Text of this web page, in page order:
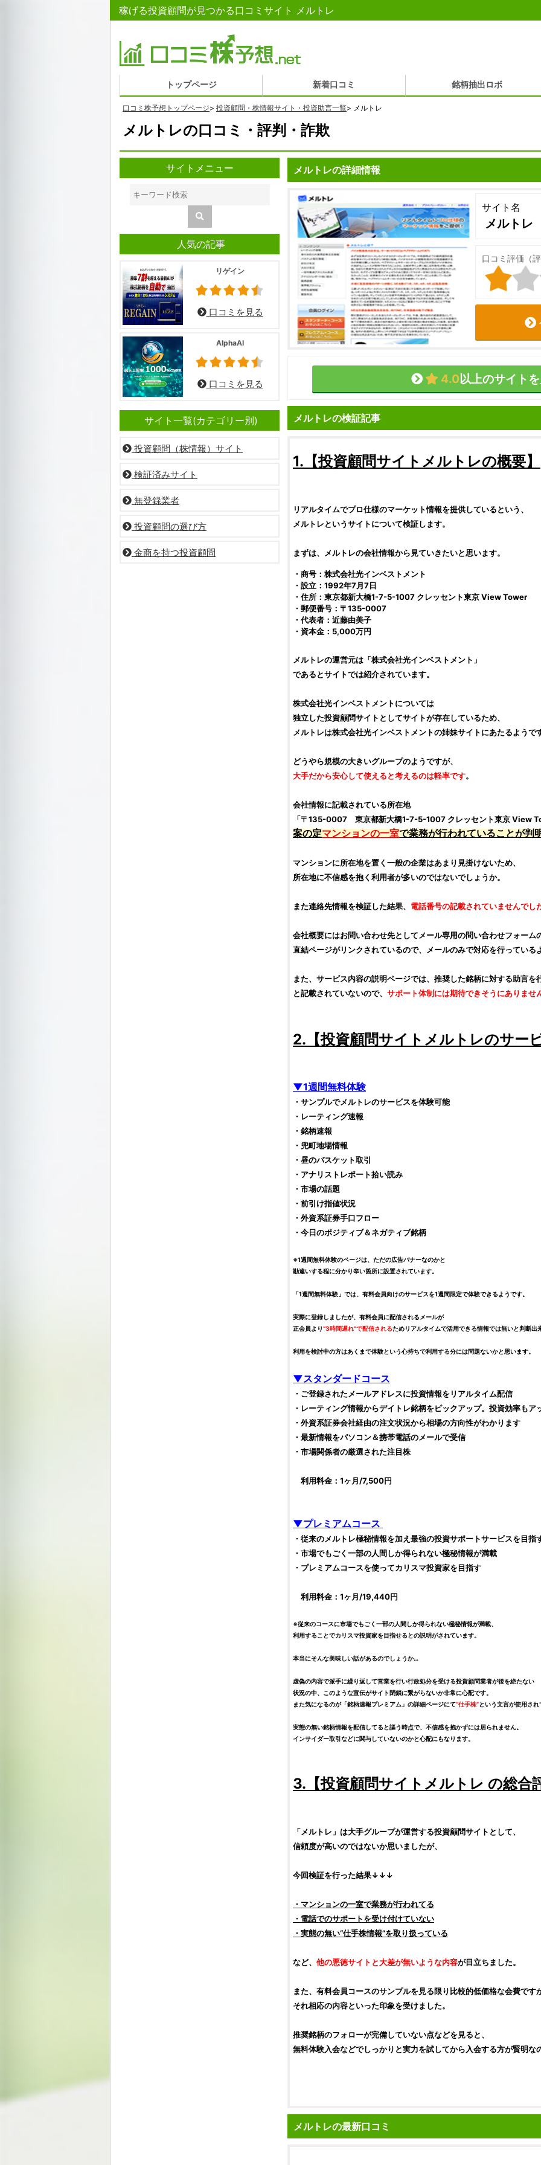
稼げる投資顧問が見つかる口コミサイト メルトレ
トップページ 新着口コミ 銘柄抽出ロボ
口コミ株予想トップページ> 投資顧問・株情報サイト・投資助言一覧> メルトレ
メルトレの口コミ・評判・詐欺
メルトレの詳細情報
サイト名
メルトレ
口コミ評価（
4.0以上のサイト
メルトレの検証記事
1.【投資顧問サイト メルトレの概要】
リアルタイムでプロ仕様のマーケット情報を提供しているという、
メルトレというサイトについて検証します。
まずは、 メルトレの会社情報から見ていきたいと思います。
・商号：株式会社光インベストメント
・設立：1992年7月7日
・住所：東京都新大橋1-7-5-1007 クレッセント東京 View Tower
・郵便番号：〒135-0007
・代表者：近藤由美子
・資本金：5,000万円
メルトレの運営元は「株式会社光インベストメント 」
であるとサイトでは紹介されています。
株式会社光インベストメントについては
独立した投資顧問サイト としてサイトが存在しているため、
メルトレは株式会社光インベストメントの姉妹サイトにあたるようで
どうやら規模の大きいグループのようですが、
大手だから安心して使えると考えるのは軽率です。
会社情報に記載されている所在地
「〒135-0007 東京都新大橋1-7-5-1007 クレッセント東京 View
案の定マンションの一室で業務が行われていることが判
マンションに所在地を置く一般の企業はあまり見掛けないため、
所在地に不信感を抱く利用者が多いのではないでしょうか。
また連絡先情報を検証した結果、 電話番号の記載されていませんでし
会社概要にはお問い合わせ先としてメール専用の問い合わせフォーム
直結ページがリンクされているので、メールのみで対応を行っている
また、サービス内容の説明ページでは、推奨した銘柄に対する助言を
と記載されていないので、 サポート体制には期待できそうにありませ
2.【投資顧問サイト メルトレのサー
▼1週間無料体験
・サンプルでメルトレのサービスを体験可能
・レーティング速報
・ 銘柄速報
・兜町地場情報
・昼のバスケット取引
・アナリストレポート拾い読み
・市場の話題
・前引け指値状況
・外資系証券手口フロー
・今日のポジティブ＆ネガティブ銘柄
※1週間無料体験のページは、ただの広告バナーなのかと
勘違いする程に分かり辛い箇所に設置されています。
「1週間無料体験」では、有料会員向けのサービスを1週間限定で体験できるようです。
実際に登録しましたが、有料会員に配信されるメールが
正会員より“3時間遅れ”で配信されるためリアルタイムで活用できる情報では無いと判断出
利用を検討中の方はあくまで体験という心持ちで利用する分には問題ないかと思います。
▼スタンダードコース
・ご登録されたメールアドレスに投資情報をリアルタイム配信
・レーティング情報からデイトレ銘柄をピックアップ。 投資効率もア
・外資系証券会社経由の注文状況から相場の方向性がわかります
・最新情報をパソコン＆携帯電話のメールで受信
・市場関係者の厳選された注目株
利用料金：1ヶ月/7,500円
▼プレミアムコース
・従来のメルトレ極秘情報を加え最強の投資サポートサービスを目指
・市場でもごく一部の人間しか得られない極秘情報が満載
・プレミアムコースを使ってカリスマ投資家を目指す
利用料金：1ヶ月/19,440円
※従来のコースに市場でもごく一部の人間しか得られない極秘情報が満載、
利用することでカリスマ投資家を目指せるとの説明がされています。
本当にそんな美味しい話があるのでしょうか…
虚偽の内容で派手に繰り返して営業を行い行政処分を受ける投資顧問業者が後を絶たない
状況の中、このような宣伝がサイト閉鎖に繋がらないか非常に心配です。
また気になるのが「銘柄速報プレミアム」の詳細ページにて“仕手株”という文言が使用さ
実態の無い銘柄情報を配信してると謳う時点で、不信感を抱かずには居られません。
インサイダー取引などに関与していないのかと心配にもなります。
3.【投資顧問サイト メルトレ の総合
「メルトレ 」は大手グループが運営する投資顧問サイト として、
信頼度が高いのではないか思いましたが、
今回検証を行った結果↓↓↓
・マンションの一室で業務が行われてる
・電話でのサポートを受け付けていない
・実態の無い“仕手株情報”を取り扱っている
など、 他の悪徳サイト と大差が無いような内容が目立ちました。
また、有料会員コースのサンプルを見る限り比較的低価格な会費です
それ相応の内容といった印象を受けました。
推奨銘柄のフォローが完備していない点などを見ると、
無料体験入会などでしっかりと実力を試してから入会する方が賢明な
メルトレの最新口コミ
サイトメニュー
人気の記事
リゲイン
口コミを見る
AlphaAI
口コミを見る
サイト一覧(カテゴリー別)
投資顧問（株情報）サイト
検証済みサイト
無登録業者
投資顧問の選び方
金商を持つ投資顧問